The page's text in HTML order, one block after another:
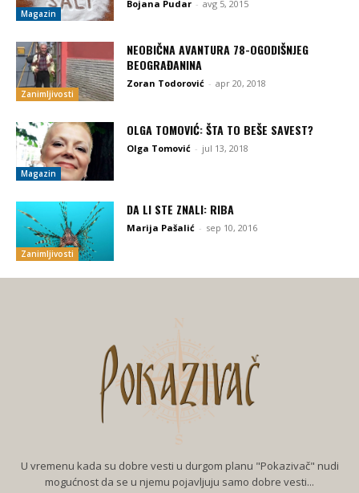
Magazin
Bojana Pudar - avg 5, 2015
Zanimljivosti
NEOBIČNA AVANTURA 78-OGODIŠNJEG
BEOGRAĐANINA
Zoran Todorović - apr 20, 2018
Magazin
OLGA TOMOVIĆ: ŠTA TO BEŠE SAVEST?
Olga Tomović - jul 13, 2018
Zanimljivosti
DA LI STE ZNALI: RIBA
Marija Pašalić - sep 10, 2016
U vremenu kada su dobre vesti u durgom planu "Pokazivač" nudi
mogućnost da se u njemu pojavljuju samo dobre vesti...